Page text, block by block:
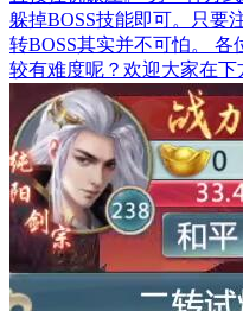
躲掉BOSS技能即可。只要
转BOSS其实并不可怕。 各
较有难度呢？欢迎大家在下